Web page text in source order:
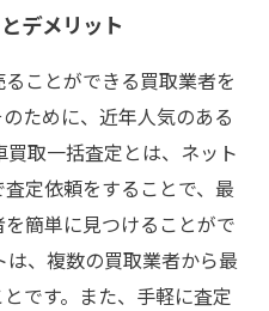
デメリット
ことができる買取業者を
ために、近年人気のある
取一括査定とは、ネット
定依頼をすることで、最
簡単に見つけることがで
は、複数の買取業者から最
です。また、手軽に査定